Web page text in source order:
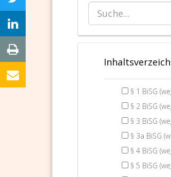
§ 1 BiSG
§ 2 BiSG
§ 3 BiSG
§ 3a BiSG
§ 4 BiSG
§ 5 BiSG